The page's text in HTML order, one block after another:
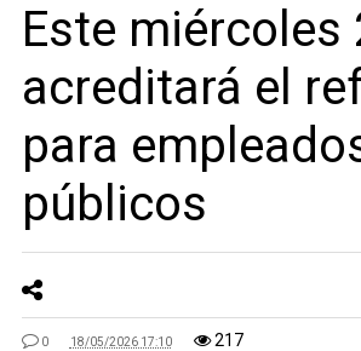
Este miércoles
acreditará el
para
públicos
0 18/05/2026 17:10 217